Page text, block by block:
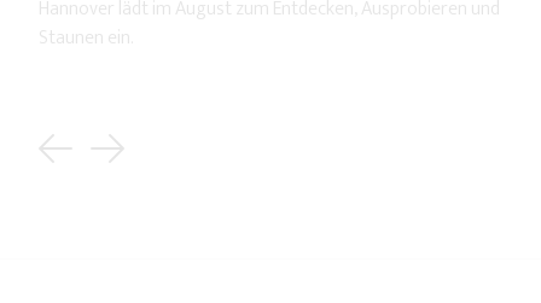
Hannover lädt im August zum Entdecken, Ausprobieren und
Staunen ein.
Previous